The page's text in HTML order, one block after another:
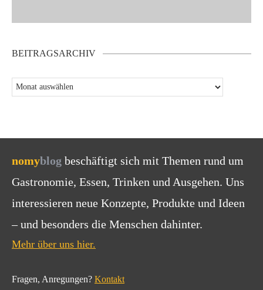
BEITRAGSARCHIV
nomyblog beschäftigt sich mit Themen rund um
Gastronomie, Essen, Trinken und Ausgehen. Uns
interessieren neue Konzepte, Produkte und Ideen
– und besonders die Menschen dahinter.
Mehr über uns hier.
Fragen, Anregungen? Kontakt